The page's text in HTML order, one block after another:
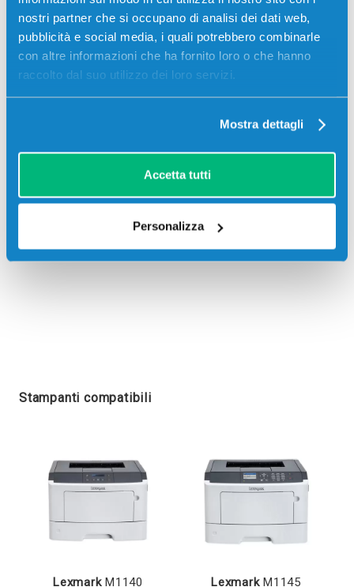
nostri partner che si occupano di analisi dei dati web,
pubblicità e social media, i quali potrebbero combinarle
con altre informazioni che ha fornito loro o che hanno
raccolto dal suo utilizzo dei loro servizi.
Mostra dettagli
Accetta tutti
Personalizza
Stampanti compatibili
LexmarkM1140 LexmarkM1145